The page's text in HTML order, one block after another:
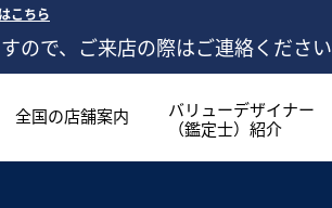
こちら
ので、ご来店の際はご連絡ください
全国の店舗案内
バリューデザイナー
（鑑定士）紹介